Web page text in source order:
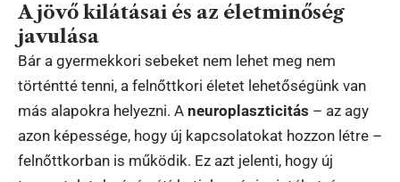
A jövő kilátásai és az életminőség
javulása
Bár a gyermekkori sebeket nem lehet meg nem
történtté tenni, a felnőttkori életet lehetőségünk van
más alapokra helyezni. A neuroplaszticitás – az agy
azon képessége, hogy új kapcsolatokat hozzon létre –
felnőttkorban is működik. Ez azt jelenti, hogy új